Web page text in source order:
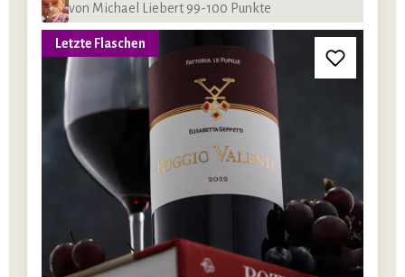
von Michael Liebert 99-100 Punkte
Letzte Flaschen